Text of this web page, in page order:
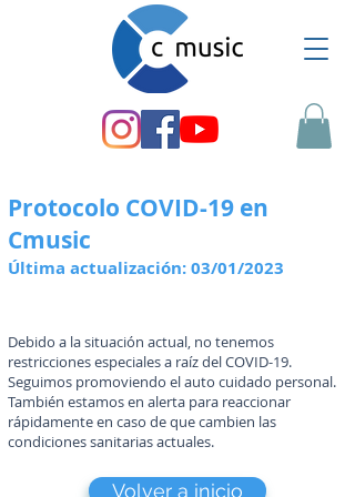
Protocolo COVID-19 en
Cmusic
Última actualización: 03/01/2023
Debido a la situación actual, no tenemos
restricciones especiales a raíz del COVID-19.
Seguimos promoviendo el auto cuidado personal.
También estamos en alerta para reaccionar
rápidamente en caso de que cambien las
condiciones sanitarias actuales.
Volver a inicio